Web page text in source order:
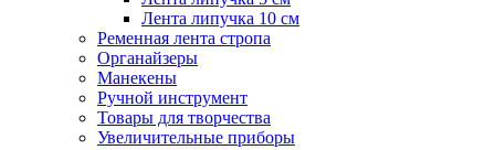
Лента липучка 10 см
Ременная лента стропа
Органайзеры
Манекены
Ручной инструмент
Товары для творчества
Увеличительные приборы